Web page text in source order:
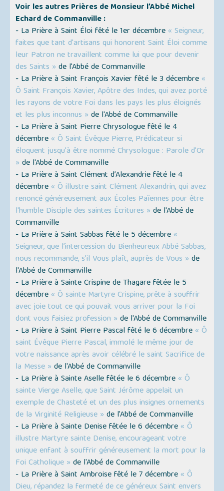
Voir les autres Prières de Monsieur l’Abbé Michel
Echard de Commanville :
- La Prière à Saint Éloi fêté le 1er décembre « Seigneur,
faites que tant d'artisans qui honorent Saint Éloi comme
leur Patron ne travaillent comme lui que pour devenir
des Saints » de l'Abbé de Commanville
- La Prière à Saint François Xavier fêté le 3 décembre «
Ô Saint François Xavier, Apôtre des Indes, qui avez porté
les rayons de votre Foi dans les pays les plus éloignés
et les plus inconnus » de l'Abbé de Commanville
- La Prière à Saint Pierre Chrysologue fêté le 4
décembre « Ô Saint Évêque Pierre, Prédicateur si
éloquent jusqu'à être nommé Chrysologue : Parole d'Or
» de l'Abbé de Commanville
- La Prière à Saint Clément d’Alexandrie fêté le 4
décembre « Ô illustre saint Clément Alexandrin, qui avez
renoncé généreusement aux Écoles Païennes pour être
l'humble Disciple des saintes Écritures » de l'Abbé de
Commanville
- La Prière à Saint Sabbas fêté le 5 décembre «
Seigneur, que l’intercession du Bienheureux Abbé Sabbas,
nous recommande, s’il Vous plaît, auprès de Vous » de
l'Abbé de Commanville
- La Prière à Sainte Crispine de Thagare fêtée le 5
décembre « Ô sainte Martyre Crispine, prête à souffrir
avec joie tout ce qui pouvait vous arriver pour la Foi
dont vous faisiez profession » de l'Abbé de Commanville
- La Prière à Saint Pierre Pascal fêté le 6 décembre « Ô
saint Évêque Pierre Pascal, immolé le même jour de
votre naissance après avoir célébré le saint Sacrifice de
la Messe » de l'Abbé de Commanville
- La Prière à Sainte Aselle fêtée le 6 décembre « Ô
sainte Vierge Aselle, que Saint Jérôme appelait un
exemple de Chasteté et un des plus insignes ornements
de la Virginité Religieuse » de l'Abbé de Commanville
- La Prière à Sainte Denise fêtée le 6 décembre « Ô
illustre Martyre sainte Denise, encourageant votre
unique enfant à souffrir généreusement la mort pour la
Foi Catholique » de l'Abbé de Commanville
- La Prière à Saint Ambroise fêté le 7 décembre « Ô
Dieu, répandez la fermeté de ce généreux Saint envers